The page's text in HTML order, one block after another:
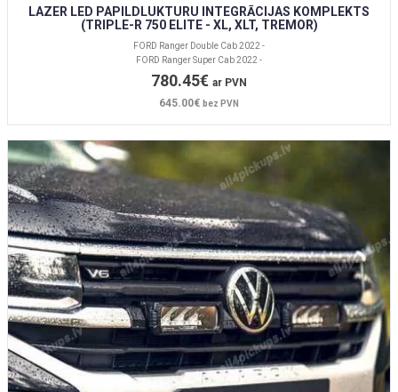
LAZER LED PAPILDLUKTURU INTEGRĀCIJAS KOMPLEKTS
(TRIPLE-R 750 ELITE - XL, XLT, TREMOR)
FORD Ranger Double Cab 2022 -
FORD Ranger Super Cab 2022 -
780.45€ ar PVN
645.00€ bez PVN